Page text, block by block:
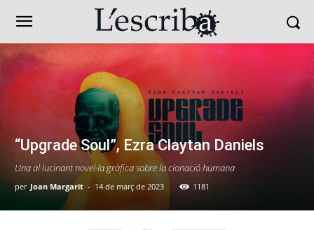
“Upgrade Soul”, Ezra Claytan Daniels
Una al·lucinant novel·la gràfica sobre la clonació humana
per Joan Margarit - 14 de març de 2023 1181